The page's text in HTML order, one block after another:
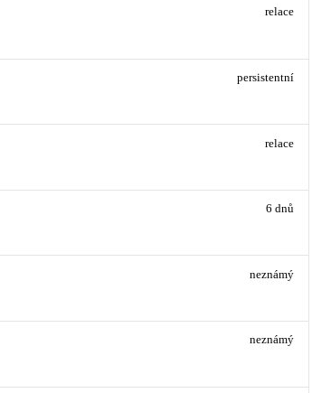
relace
persistentní
relace
6 dnů
neznámý
neznámý